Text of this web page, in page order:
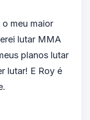
meu maior
lutar MMA
planos lutar
lutar! E Roy é